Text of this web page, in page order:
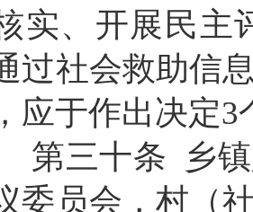
实、开展民主
过社会救助信
应于作出决定
第三十条 乡
委员会，村（